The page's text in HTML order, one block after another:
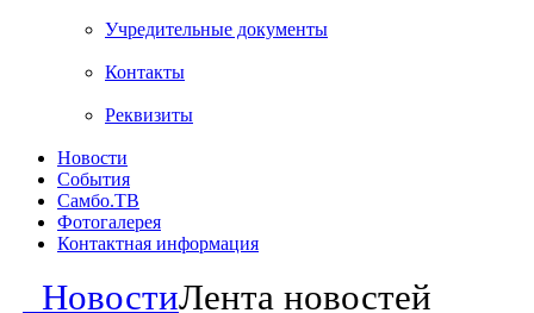
Учредительные документы
Контакты
Реквизиты
Новости
События
Самбо.ТВ
Фотогалерея
Контактная информация
НовостиЛента новостей